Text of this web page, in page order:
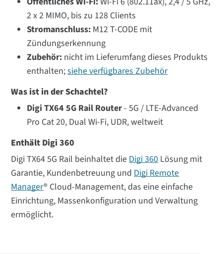
2 x 2 MIMO, bis zu 128 Clients
Stromanschluss: M12 T-CODE mit
Zündungserkennung
Zubehör: nicht im Lieferumfang dieses Produkts
enthalten;siehe verfügbares Zubehör
Was ist in der Schachtel?
Digi TX64 5G Rail Router- 5G / LTE-Advanced
Pro Cat 20, Dual Wi-Fi, UDR, weltweit
Enthält Digi 360
Digi TX64 5G Rail beinhaltet dieDigi 360Lösung mit
Garantie, Kundenbetreuung undDigi Remote
Manager® Cloud-Management, das eine einfache
Einrichtung, Massenkonfiguration und Verwaltung
ermöglicht.